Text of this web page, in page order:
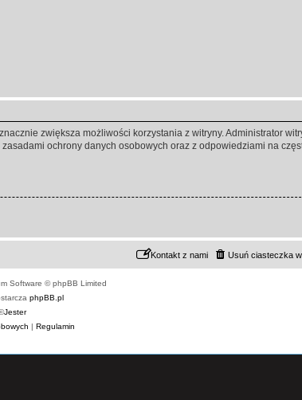
zwiększa możliwości korzystania z witryny. Administrator
ochrony danych osobowych oraz z odpowiedziami na
Usuń ciasteczka
Kontakt z nami
Software © phpBB Limited
phpBB.pl
Jester
| Regulamin